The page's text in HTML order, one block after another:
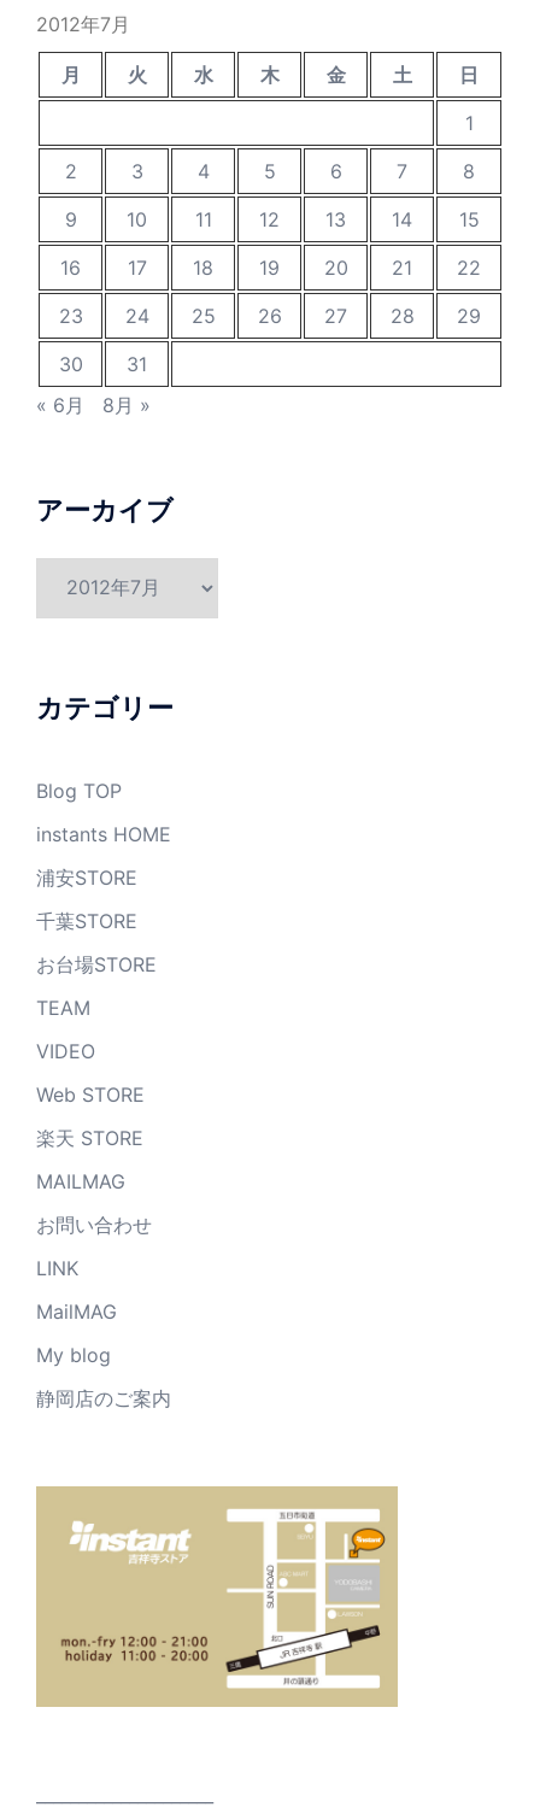
2012年7月
月 火 水 木 金 土
日
1
2
3 4 5 6 7
8
9
10 11 12 13 14
15
16
17 18 19 20 21
22
23
24 25 26 27 28
29
30
31
« 6月
8月 »
アーカイブ
ブ
カテゴリー
Blog TOP
instants HOME
浦安STORE
千葉STORE
お台場STORE
TEAM
VIDEO
Web STORE
楽天 STORE
MAILMAG
お問い合わせ
LINK
MailMAG
My blog
静岡店のご案内